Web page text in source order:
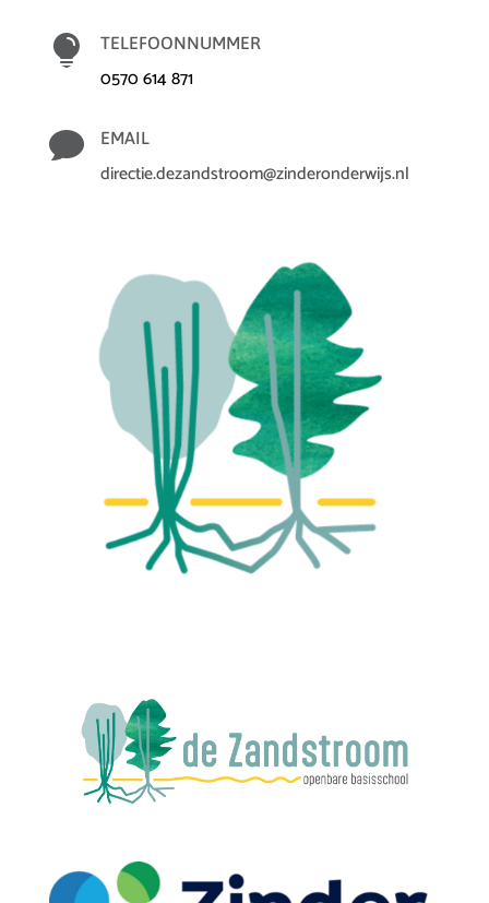
 TELEFOONNUMMER
0570 614 871
 EMAIL
directie.dezandstroom@zinderonderwijs.nl